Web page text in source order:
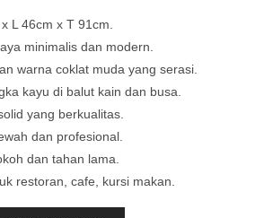
L 46cm x T 91cm.
minimalis dan modern.
warna coklat muda yang serasi.
kayu di balut kain dan busa.
yang berkualitas.
dan profesional.
dan tahan lama.
restoran, cafe, kursi makan.